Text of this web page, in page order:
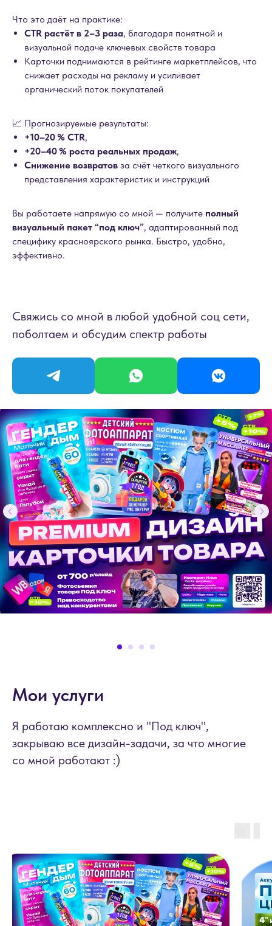
Что это даёт на практике:
CTR растёт в 2–3 раза, благодаря понятной и
визуальной подаче ключевых свойств товара
Карточки поднимаются в рейтинге маркетплейсов, что
снижает расходы на рекламу и усиливает
органический поток покупателей
📈 Прогнозируемые результаты:
+10–20 % CTR,
+20–40 % роста реальных продаж,
Снижение возвратов за счёт четкого визуального
представления характеристик и инструкций
Вы работаете напрямую со мной — получите полный
визуальный пакет “под ключ”, адаптированный под
специфику красноярского рынка. Быстро, удобно,
эффективно.
Свяжись со мной в любой удобной соц сети,
поболтаем и обсудим спектр работы
Мои услуги
Я работаю комплексно и "Под ключ",
закрываю все дизайн-задачи, за что многие
со мной работают :)